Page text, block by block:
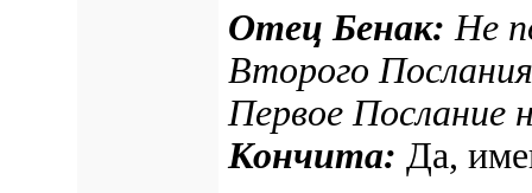
Отец Бенак: Не
Второго
Первое Послание
Кончита: Да,